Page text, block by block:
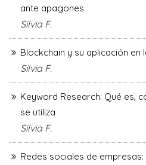
ante apagones
Silvia F.
Blockchain y su aplicación
Silvia F.
Keyword Research: Qué es,
se utiliza
Silvia F.
Redes sociales de